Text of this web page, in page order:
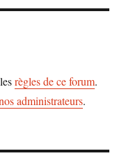
règles de ce forum.
administrateurs.